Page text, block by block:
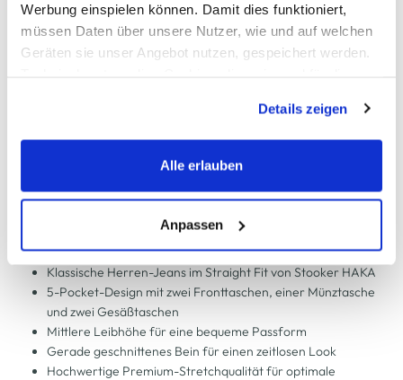
Werbung einspielen können. Damit dies funktioniert,
müssen Daten über unsere Nutzer, wie und auf welchen
Geräten sie unser Angebot nutzen, gespeichert werden.
werden, werden bei der Nutzung der Webseite auf jeden
Fall gesetzt. Cookies von Drittanbietern für Analyse- oder
Trackingzwecke werden nur dann aktiviert, wenn Sie das
erlauben" bzw. "Alle erlauben" klicken. Mehr dazu
(einschließlich der Möglichkeit, die Einwilligungserklärung
zu ändern oder zu widerrufen) erfahren Sie in unserem
Cookie-Hinweisbzw. derDatenschutzerklärung.
Details zeigen
Alle erlauben
Anpassen
Schneller DHL Versand: in 1–3 Werktagen
Kostenfreie Rücksendung innerhalb 14 Tage
Klassische Herren-Jeans im Straight Fit von Stooker HAKA
5-Pocket-Design mit zwei Fronttaschen, einer Münztasche
und zwei Gesäßtaschen
Mittlere Leibhöhe für eine bequeme Passform
Gerade geschnittenes Bein für einen zeitlosen Look
Hochwertige Premium-Stretchqualität für optimale